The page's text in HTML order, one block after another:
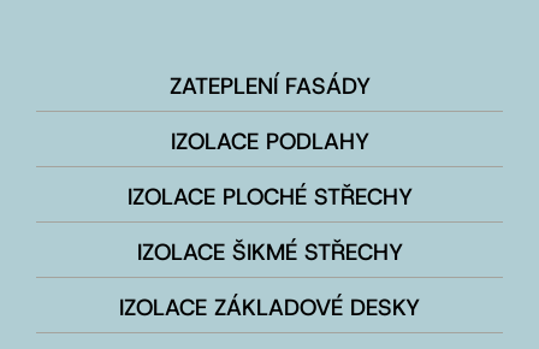
ZATEPLENÍ FASÁDY
IZOLACE PODLAHY
IZOLACE PLOCHÉ STŘECHY
IZOLACE ŠIKMÉ STŘECHY
IZOLACE ZÁKLADOVÉ DESKY